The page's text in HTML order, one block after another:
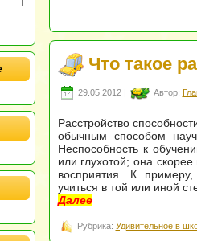
Что такое
29.05.2012 | Автор:
Расстройство
обычным способом
Неспособность к
или глухотой; она
восприятия. К
учиться в той или иной
Далее
Рубрика: Удивительное в